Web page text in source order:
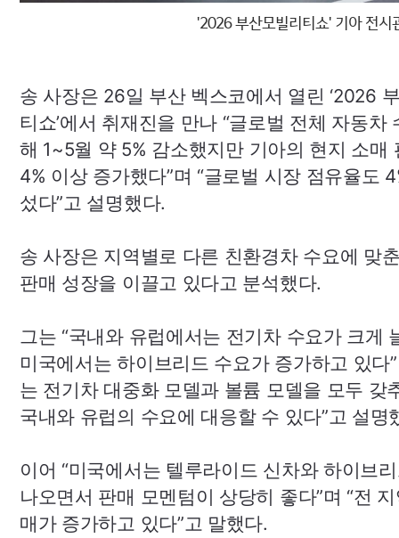
'2026부산모빌리티쇼' 기아 전시
송 사장은 26일 부산 벡스코에서 열린 ‘2026
티쇼’에서 취재진을 만나 “글로벌 전체 자동차
해 1~5월 약 5% 감소했지만 기아의 현지 소매
4% 이상 증가했다”며 “글로벌 시장 점유율도
섰다”고 설명했다.
송 사장은 지역별로 다른 친환경차 수요에 맞
판매 성장을 이끌고 있다고 분석했다.
그는 “국내와 유럽에서는 전기차 수요가 크게
미국에서는 하이브리드 수요가 증가하고 있다
는 전기차 대중화 모델과 볼륨 모델을 모두 갖
국내와 유럽의 수요에 대응할 수 있다”고 설명
이어 “미국에서는 텔루라이드 신차와 하이브
나오면서 판매 모멘텀이 상당히 좋다”며 “전
매가 증가하고 있다”고 말했다.